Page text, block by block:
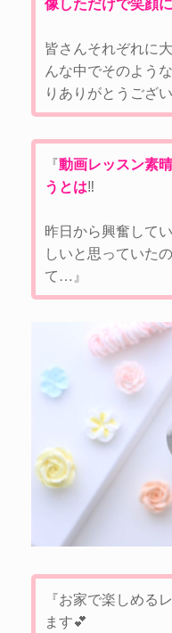
皆さんそれぞれに
んな中でそのよう
りありがとうござ
『動画レッスン素
うとは‼️
昨日から興奮して
しいと思っていた
て…』
『お家で楽しめる
ます💕